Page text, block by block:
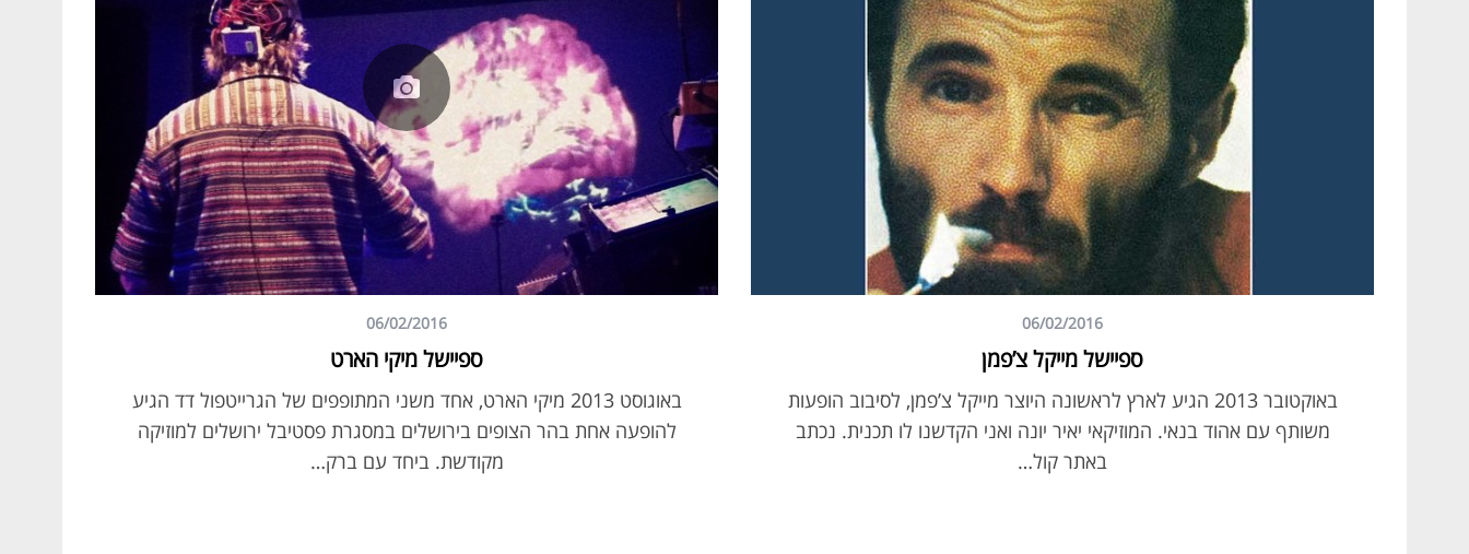
06/02/2016
ספיישל מייקל צ’פמן
באוקטובר 2013 הגיע לארץ לראשונה היוצר מייקל צ’פמן, לסיבוב הופעות
משותף עם אהוד בנאי. המוזיקאי יאיר יונה ואני הקדשנו לו תכנית. נכתב
באתר קול…
06/02/2016
ספיישל מיקי הארט
באוגוסט 2013 מיקי הארט, אחד משני המתופפים של הגרייטפול דד הגיע
להופעה אחת בהר הצופים בירושלים במסגרת פסטיבל ירושלים למוזיקה
מקודשת. ביחד עם ברק…
: